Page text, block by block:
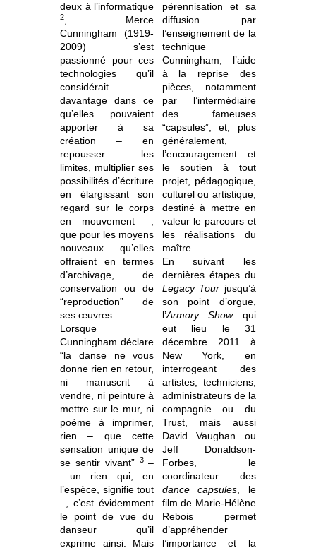
deux à l’informatique
2
, Merce
Cunningham (1919-
2009) s’est
passionné pour ces
technologies qu’il
considérait
davantage dans ce
qu’elles pouvaient
apporter à sa
création – en
repousser les
limites, multiplier ses
possibilités d’écriture
en élargissant son
regard sur le corps
en mouvement –,
que pour les moyens
nouveaux qu’elles
offraient en termes
d’archivage, de
conservation ou de
“reproduction” de
ses œuvres.
Lorsque
Cunningham déclare
“la danse ne vous
donne rien en retour,
ni manuscrit à
vendre, ni peinture à
mettre sur le mur, ni
poème à imprimer,
rien – que cette
sensation unique de
se sentir vivant” 3–
un rien qui, en
l’espèce, signifie tout
–, c’est évidemment
le point de vue du
danseur qu’il
exprime ainsi. Mais
pérennisation et sa
diffusion par
l’enseignement de la
technique
Cunningham, l’aide
à la reprise des
pièces, notamment
par l’intermédiaire
des fameuses
“capsules”, et, plus
généralement,
l’encouragement et
le soutien à tout
projet, pédagogique,
culturel ou artistique,
destiné à mettre en
valeur le parcours et
les réalisations du
maître.
En suivant les
dernières étapes du
Legacy Tour jusqu’à
son point d’orgue,
l’Armory Show qui
eut lieu le 31
décembre 2011 à
New York, en
interrogeant des
artistes, techniciens,
administrateurs de la
compagnie ou du
Trust, mais aussi
David Vaughan ou
Jeff Donaldson-
Forbes, le
coordinateur des
dance capsules , le
film de Marie-Hélène
Rebois permet
d’appréhender
l’importance et la